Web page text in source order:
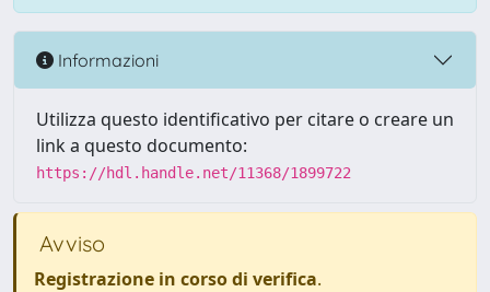
Informazioni
Utilizza questo identificativo per citare o creare un
link a questo documento:
https://hdl.handle.net/11368/1899722
Avviso
Registrazione in corso di verifica.